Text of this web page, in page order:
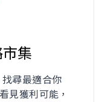
集
尋最適合你
見獲利可能，